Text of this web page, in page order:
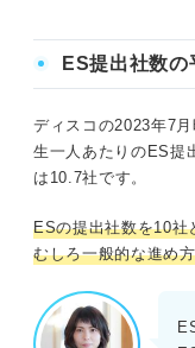
ES提出社数
ディスコの2023年7
生一人あたりのES提
は10.7社です。
ESの提出社数を10社
むしろ一般的な進め